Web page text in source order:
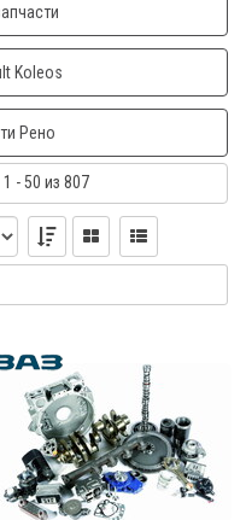
Koleos
Рено
1 - 50 из 807